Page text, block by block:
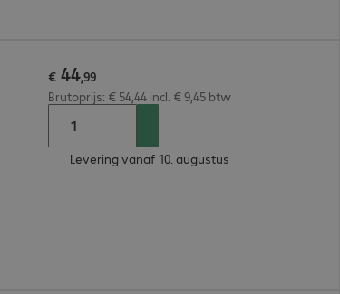
€ 44,99
Brutoprijs: € 54,44 incl. € 9,45 btw
Levering vanaf 10. augustus